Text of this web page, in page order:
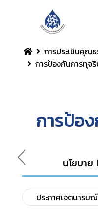
การประเมินคุณธ
การป้องกันการทุจ
การป้อ
นโยบา
ประกาศเจตนารมณ์